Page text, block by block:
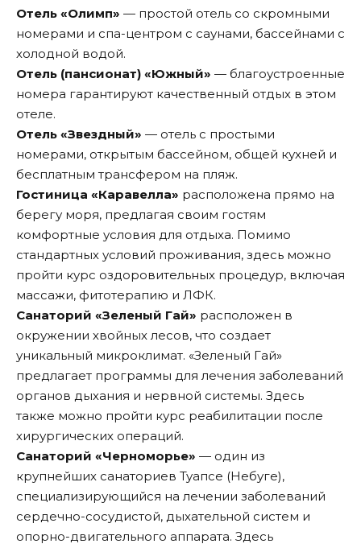
Отель «Олимп» — простой отель со скромными
номерами и спа-центром с саунами, бассейнами с
холодной водой.
Отель (пансионат) «Южный» — благоустроенные
номера гарантируют качественный отдых в этом
отеле.
Отель «Звездный» — отель с простыми
номерами, открытым бассейном, общей кухней и
бесплатным трансфером на пляж.
Гостиница «Каравелла» расположена прямо на
берегу моря, предлагая своим гостям
комфортные условия для отдыха. Помимо
стандартных условий проживания, здесь можно
пройти курс оздоровительных процедур, включая
массажи, фитотерапию и ЛФК.
Санаторий «Зеленый Гай» расположен в
окружении хвойных лесов, что создает
уникальный микроклимат. «Зеленый Гай»
предлагает программы для лечения заболеваний
органов дыхания и нервной системы. Здесь
также можно пройти курс реабилитации после
хирургических операций.
Санаторий «Черноморье» — один из
крупнейших санаториев Туапсе (Небуге),
специализирующийся на лечении заболеваний
сердечно-сосудистой, дыхательной систем и
опорно-двигательного аппарата. Здесь